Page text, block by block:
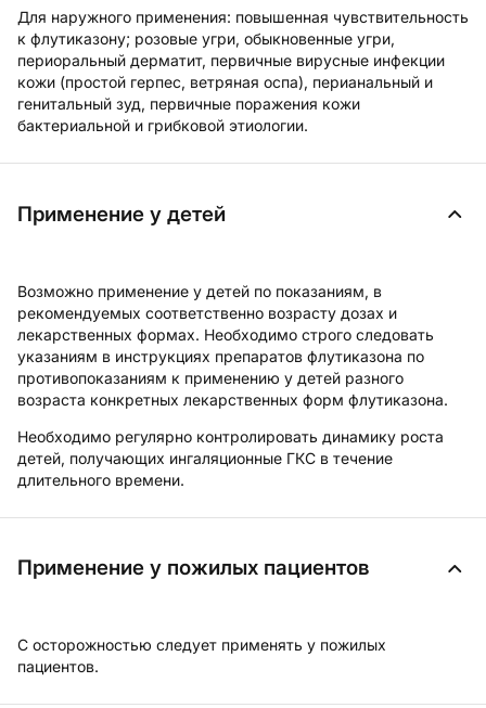
Для наружного применения: повышенная чувствительность
к флутиказону; розовые угри, обыкновенные угри,
периоральный дерматит, первичные вирусные инфекции
кожи (простой герпес, ветряная оспа), перианальный и
генитальный зуд, первичные поражения кожи
бактериальной и грибковой этиологии.
Применение у детей
Возможно применение у детей по показаниям, в
рекомендуемых соответственно возрасту дозах и
лекарственных формах. Необходимо строго следовать
указаниям в инструкциях препаратов флутиказона по
противопоказаниям к применению у детей разного
возраста конкретных лекарственных форм флутиказона.
Необходимо регулярно контролировать динамику роста
детей, получающих ингаляционные ГКС в течение
длительного времени.
Применение у пожилых пациентов
С осторожностью следует применять у пожилых
пациентов.